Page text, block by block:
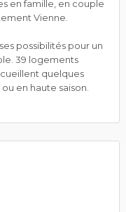
en famille, en couple
Vienne.
possibilités pour un
39 logements
quelques
en haute saison.